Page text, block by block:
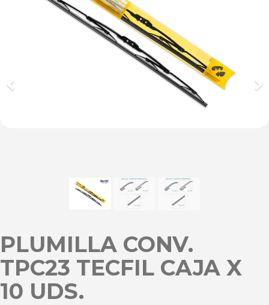
PLUMILLA CONV.
TPC23 TECFIL CAJA X
10 UDS.